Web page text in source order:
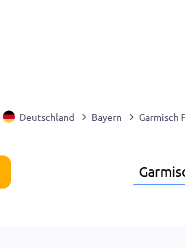
Deutschland Bayern Garmisch